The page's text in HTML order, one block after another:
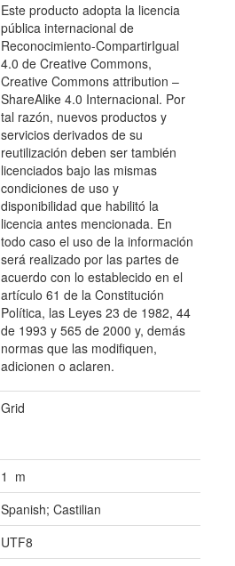
Este producto adopta la licencia
pública internacional de
Reconocimiento-CompartirIgual
4.0 de Creative Commons,
Creative Commons attribution –
ShareAlike 4.0 Internacional. Por
tal razón, nuevos productos y
servicios derivados de su
reutilización deben ser también
licenciados bajo las mismas
condiciones de uso y
disponibilidad que habilitó la
licencia antes mencionada. En
todo caso el uso de la información
será realizado por las partes de
acuerdo con lo establecido en el
artículo 61 de la Constitución
Política, las Leyes 23 de 1982, 44
de 1993 y 565 de 2000 y, demás
normas que las modifiquen,
adicionen o aclaren.
Grid
1 m
Spanish; Castilian
UTF8